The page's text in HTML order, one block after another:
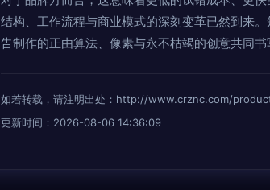
结构、工作流程与商业模式的深刻变革已然到来
告制作的正由算法、像素与永不枯竭的创意共同书
如若转载，请注明出处：http://www.crznc.com/
更新时间：2026-08-06 14:36:09